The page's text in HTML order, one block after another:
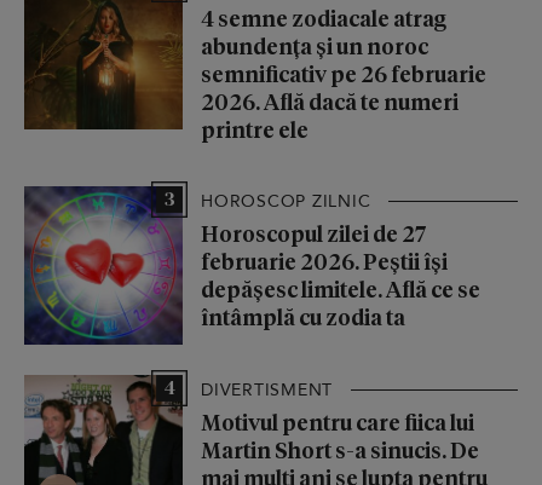
4 semne zodiacale atrag
abundența și un noroc
semnificativ pe 26 februarie
2026. Află dacă te numeri
printre ele
3 HOROSCOP ZILNIC
Horoscopul zilei de 27
februarie 2026. Peștii își
depășesc limitele. Află ce se
întâmplă cu zodia ta
4 DIVERTISMENT
Motivul pentru care fiica lui
Martin Short s-a sinucis. De
mai mulți ani se lupta pentru